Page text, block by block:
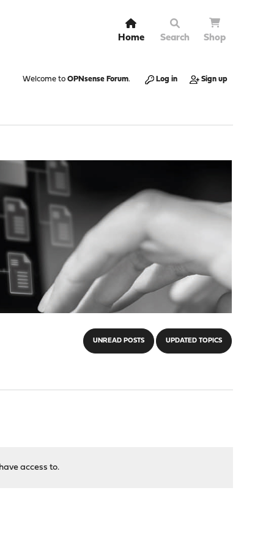
Home Search Shop
Welcome to OPNsense Forum. Log in Sign up
UNREAD POSTS UPDATED TOPICS
access to.